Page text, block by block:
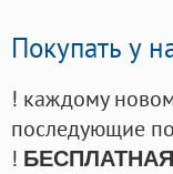
Покупать у
! каждому
последующие
!